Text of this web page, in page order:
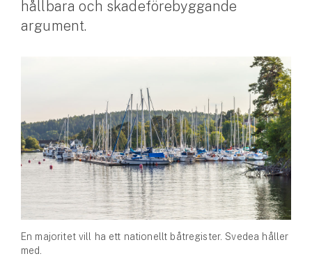
Båtförsäkring
Märkesförsäkringar
Vattenskoterförsäkring
Sportfiskarna
Djur
En majoritet vill ha ett nationellt båtregister. Svedea håller
med.
hållbara och skadeförebyggande
argument.